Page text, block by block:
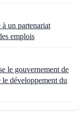
un partenariat
emplois
le gouvernement de
développement du